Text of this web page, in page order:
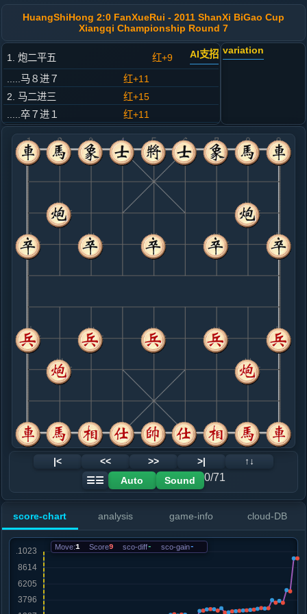
HuangShiHong 2:0 FanXueRui - 2011 ShanXi BiGao Cup
Xiangqi Championship Round 7
1. 炮二平五 红+9 AI支招
.....马８进７
红+11
2. 马二进三
红+15
.....卒７进１
红+11
3. 兵七进一
红+5
.....马２进３
红+21
4. 马八进七
红+7
.....车９平８
红+9
5. 马七进六
红+13
.....砲２平１
6. 车九平八
红+12
炮八平七
.....车１平２
红+10
7. 炮八进四
红+7
8. 仕四进五
黑+18
车一平二
.....砲８进２
红+81
砲８进１
9. 车一平二
红+85
.....车８进１
10. 车八进三
红+115
.....砲１退１
红+283
砲１进２
红+174
.....车８平６
红+658
砲８退１
12. 车八进一
红+52
兵五进一
红+641
车６进３
13. 兵五进一
红+634
炮八进一
炮八平五
.....车２进３
红+27
15. 车八进一
.....车２进１
16. 兵七平八
variation
|< << >> >|
↑↓
☰☰
Auto Sound 0/71
score-chart analysis game-info cloud-DB
Move:1 Score9 sco-diff- sco-gain-